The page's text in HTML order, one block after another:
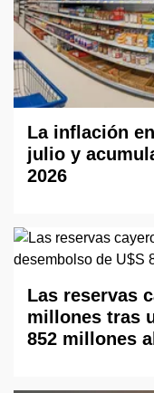
La inflación
julio y
2026
Las reservas
millones tras
852 millones